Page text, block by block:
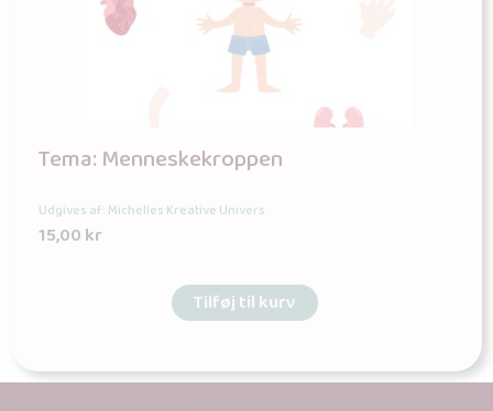
Tema: Menneskekroppen
Udgives af: Michelles Kreative Univers
15,00kr
Tilføj til kurv